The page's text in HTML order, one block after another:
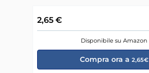
2,65 €
Disponibile su Amazon
Compra ora a 2,65€